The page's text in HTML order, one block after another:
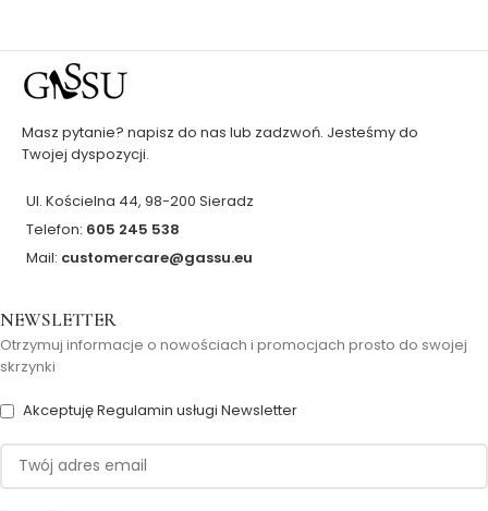
Masz pytanie? napisz do nas lub zadzwoń. Jesteśmy do
Twojej dyspozycji.
Ul. Kościelna 44, 98-200 Sieradz
Telefon: 605 245 538
Mail: customercare@gassu.eu
NEWSLETTER
Otrzymuj informacje o nowościach i promocjach prosto do swojej
skrzynki
Akceptuję Regulamin usługi Newsletter